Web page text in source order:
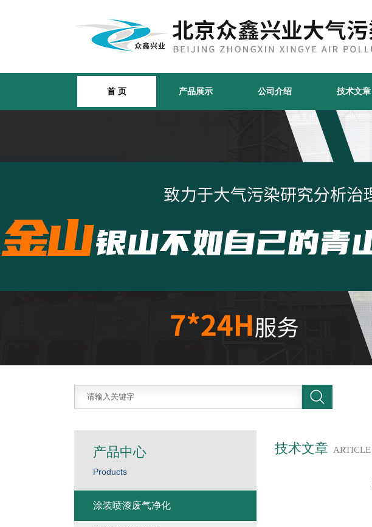
首 页 产品展示 公司介绍 技术文章
技术文章 ARTICLE
产品中心
Products
涂装喷漆废气净化